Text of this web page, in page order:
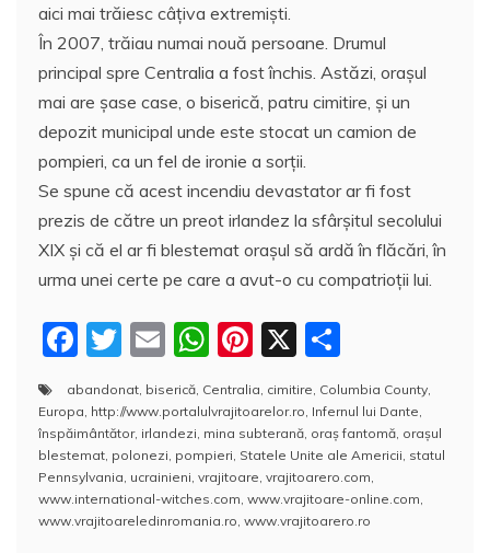
aici mai trăiesc câţiva extremiști.
În 2007, trăiau numai nouă persoane. Drumul
principal spre Centralia a fost închis. Astăzi, orașul
mai are șase case, o biserică, patru cimitire, și un
depozit municipal unde este stocat un camion de
pompieri, ca un fel de ironie a sorţii.
Se spune că acest incendiu devastator ar fi fost
prezis de către un preot irlandez la sfârşitul secolului
XIX şi că el ar fi blestemat oraşul să ardă în flăcări, în
urma unei certe pe care a avut-o cu compatrioţii lui.
F
c
e
b
o
T
w
itt
er
E
m
ai
l
W
h
at
s
A
p
Pi
nt
er
e
st
X
a
rt
aj
e
a
abandonat biserică Centralia cimitire Columbia County
Europa http://www.portalulvrajitoarelor.ro Infernul lui Dante
înspăimântător, irlandezi mina subterană oraş fantomă oraşul
blestemat polonezi pompieri Statele Unite ale Americii statul
Pennsylvania ucrainieni vrajitoare vrajitoarero.com
www.international-witches.com www.vrajitoare-online.com
www.vrajitoareledinromania.ro www.vrajitoarero.ro